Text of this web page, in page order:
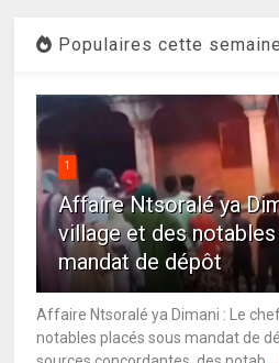
Populaires cette semaine
1
Affaire Ntsoralé ya
village et des
mandat de dépôt
Affaire Ntsoralé ya Dimani : Le
notables placés sous mandat de